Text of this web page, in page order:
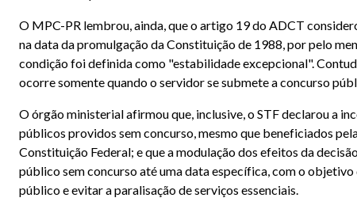
O MPC-PR lembrou, ainda, que o artigo 19 do ADCT
na data da promulgação da Constituição de 1988, por pelo
condição foi definida como "estabilidade excepcional".
ocorre somente quando o servidor se submete a concurso
O órgão ministerial afirmou que, inclusive, o STF declarou a
públicos providos sem concurso, mesmo que beneficiados
Constituição Federal; e que a modulação dos efeitos da
público sem concurso até uma data específica, com o
público e evitar a paralisação de serviços essenciais.